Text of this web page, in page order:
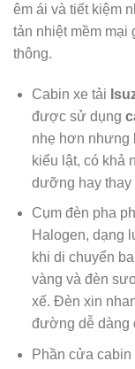
êm ái và tiết kiệm
tản nhiệt mềm mại
thông.
Cabin xe tải
được sử dụng
nhẹ hơn nhưng
kiểu lật, có khả
dưỡng hay thay
Cụm đèn pha
Halogen, dạng
khi di chuyển
vàng và đèn
xế. Đèn xin
đường dễ dàng
Phần cửa